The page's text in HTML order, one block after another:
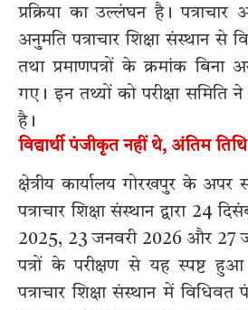
प्रक्रिया का उल्लंघन है। पत्राचार
अनुमति पत्राचार शिक्षा संस्थान से
तथा प्रमाणपत्रों के क्रमांक बिना
गए। इन तथ्यों को परीक्षा समिति ने
है।
विद्यार्थी पंजीकृत नहीं थे, अंतिम
क्षेत्रीय कार्यालय गोरखपुर के
पत्राचार शिक्षा संस्थान द्वारा 24
2025, 23 जनवरी 2026 और 27
पत्रों के परीक्षण से यह स्पष्ट हुआ
पत्राचार शिक्षा संस्थान में